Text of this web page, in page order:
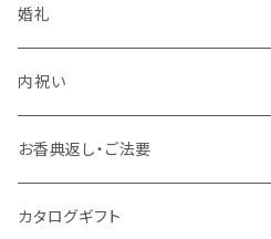
婚礼
内祝い
かりんとう詰合せ
今治謹製〈極上タオル〉
お香典返し・ご法要
今治わたいろ〈西川今治タオル〉
カタログギフト